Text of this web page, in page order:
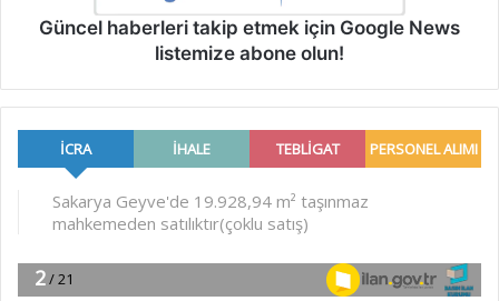
Güncel haberleri takip etmek için Google News
listemize abone olun!